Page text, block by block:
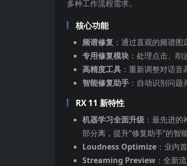
多种工作流程需求。
核心功能
频谱修复 ：通过直观的频谱
专用修复模块 ：处理点击、
高精度工具 ：重新调整对话音
智能修复助手 ：自动识别问
RX 11 新特性
机器学习全面升级 ：最先进
部分离，提升“修复助手”的智
Loudness Optimize ：业内
Streaming Preview ：全新